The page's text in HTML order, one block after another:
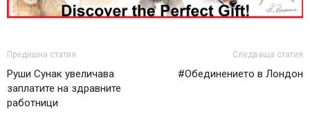
Предишна статия
Руши Сунак увеличава
заплатите на здравните
работници
Следваща статия
#Обединението в Лондон